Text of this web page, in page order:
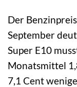
Der
September
Super E10
Monatsmittel
7,1 Cent